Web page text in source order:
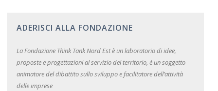
ADERISCI ALLA FONDAZIONE
La Fondazione Think Tank Nord Est è un laboratorio di idee,
proposte e progettazioni al servizio del territorio, è un soggetto
animatore del dibattito sullo sviluppo e facilitatore dell’attività
delle imprese